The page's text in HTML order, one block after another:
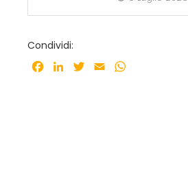
Condividi:
Facebook
LinkedInTwitter
Email